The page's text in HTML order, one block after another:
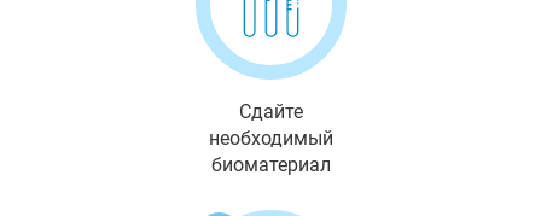
Сдайте
необходимый
биоматериал